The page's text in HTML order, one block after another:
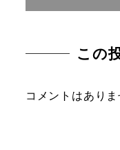
この
コメントはありま